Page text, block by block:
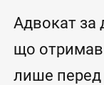
Адвокат за
що отримав
лише перед